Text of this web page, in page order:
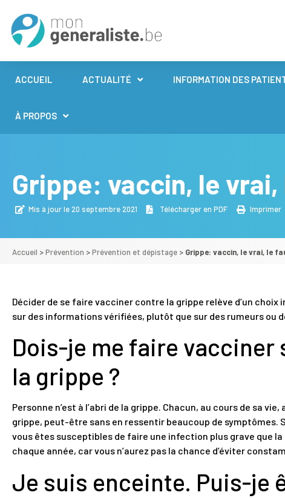
ACCUEIL ACTUALITÉ INFORMATION DES
À PROPOS
Grippe: vaccin, le
Mis à jour le 20 septembre 2021 Télécharger en PDF Imprimer
Accueil >Prévention >Prévention et dépistage > Grippe: vaccin, le vrai, le
Décider de se faire vacciner contre la grippe relève d’un
sur des informations vérifiées, plutôt que sur des rumeurs ou
Dois-je me faire vacciner
la grippe ?
Personne n’est à l’abri de la grippe. Chacun, au cours de sa
grippe, peut-être sans en ressentir beaucoup de symptômes.
vous êtes susceptibles de faire une infection plus grave que
chaque année, car vous n’aurez pas la chance d’éviter
Je suis enceinte. Puis-je